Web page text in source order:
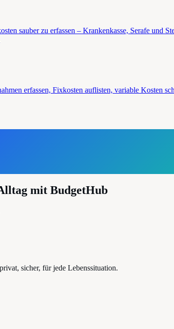
sauber zu erfassen – Krankenkasse, Serafe und
erfassen, Fixkosten auflisten, variable Kosten
mit BudgetHub
sicher, für jede Lebenssituation.